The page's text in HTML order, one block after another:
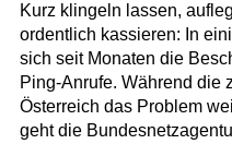
Kurz klingeln lassen,
ordentlich kassieren: In
sich seit Monaten die
Ping-Anrufe. Während die
Österreich das Problem
geht die